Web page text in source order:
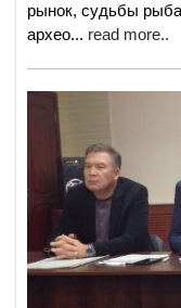
рынок, судьбы
архео... read more..